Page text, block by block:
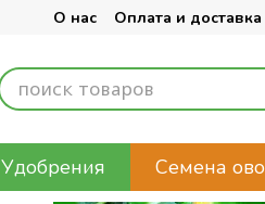
О нас Оплата и доставка
Удобрения Семена